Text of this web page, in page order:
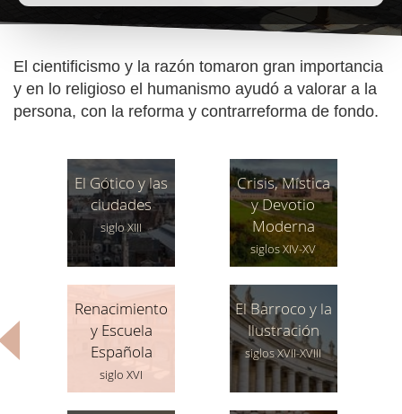
El cientificismo y la razón tomaron gran importancia
y en lo religioso el humanismo ayudó a valorar a la
persona, con la reforma y contrarreforma de fondo.
El Gótico y las
ciudades
siglo XIII
Crisis, Mística
y Devotio
Moderna
siglos XIV-XV
Renacimiento
y Escuela
Española
siglo XVI
El Barroco y la
Ilustración
siglos XVII-XVIII